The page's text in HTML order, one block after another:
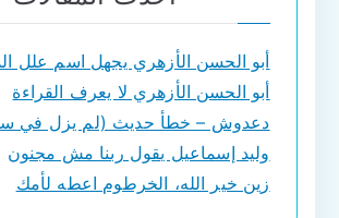
أبو الحسن الأزهري يجهل اسم علل
أبو الحسن الأزهري لا يعرف القراءة
دعدوش – خطأ حديث (لم يزل في
وليد إسماعيل يقول ربنا مش مجنون
زين خير الله، الخرطوم اعطه لأمك